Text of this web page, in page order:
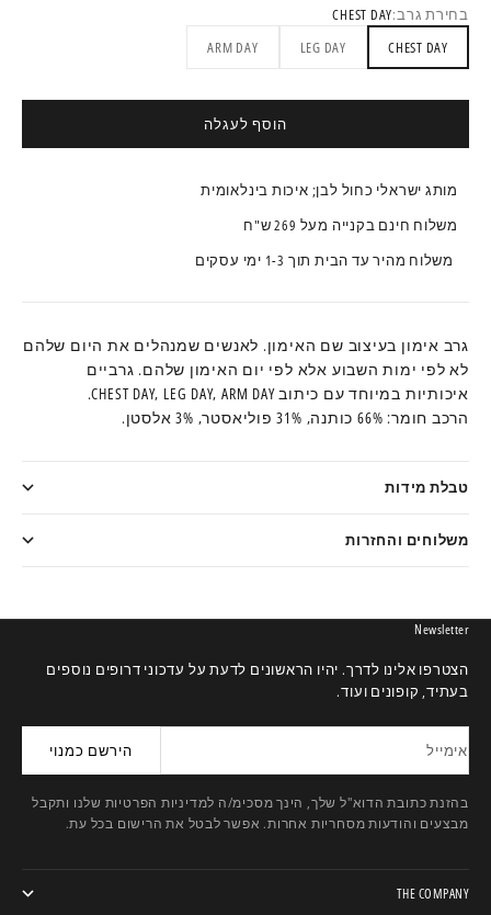
בחירת גרב:CHEST DAY
CHEST DAY
LEG DAY
ARM DAY
הוסף לעגלה
מותג ישראלי כחול לבן; איכות בינלאומית
משלוח חינם בקנייה מעל 269 ש"ח
משלוח מהיר עד הבית תוך 1-3 ימי עסקים
גרב אימון בעיצוב שם האימון. לאנשים שמנהלים את היום שלהם
לא לפי ימות השבוע אלא לפי יום האימון שלהם. גרביים
איכותיות במיוחד עם כיתוב CHEST DAY, LEG DAY, ARM DAY.
הרכב חומר: 66% כותנה, 31% פוליאסטר, 3% אלסטן.
טבלת מידות
משלוחים והחזרות
Newsletter
הצטרפו אלינו לדרך. יהיו הראשונים לדעת על עדכוני דרופים נוספים
בעתיד, קופונים ועוד.
אימייל הירשם כמנוי
בהזנת כתובת הדוא"ל שלך, הינך מסכימ/ה למדיניות הפרטיות שלנו ותקבל
מבצעים והודעות מסחריות אחרות. אפשר לבטל את הרישום בכל עת.
THE COMPANY